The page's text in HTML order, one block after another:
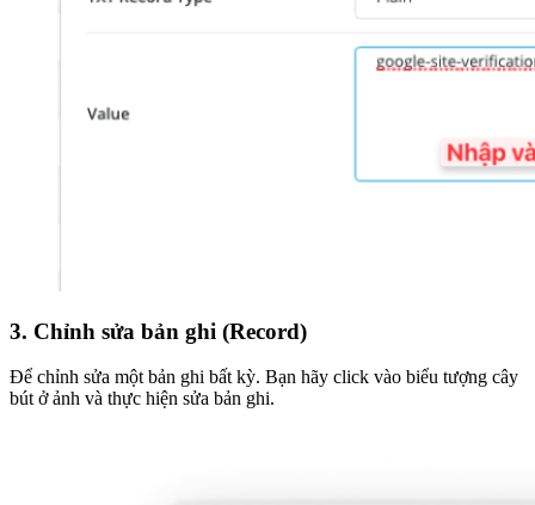
3. Chỉnh sửa bản ghi (Record)
Để chỉnh sửa một bản ghi bất kỳ. Bạn hãy click vào biểu tượng cây
bút ở ảnh và thực hiện sửa bản ghi.